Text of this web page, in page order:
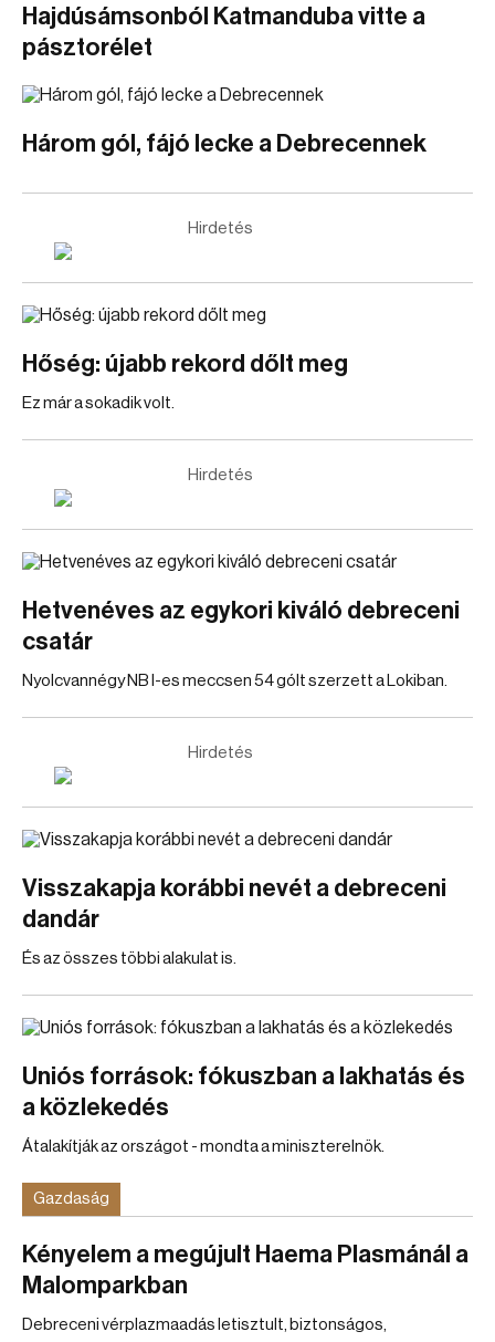
Hajdúsámsonból Katmanduba vitte a
pásztorélet
Három gól, fájó lecke a Debrecennek
Hirdetés
Hőség: újabb rekord dőlt meg
Ez már a sokadik volt.
Hirdetés
Hetvenéves az egykori kiváló debreceni
csatár
Nyolcvannégy NB I-es meccsen 54 gólt szerzett a Lokiban.
Hirdetés
Visszakapja korábbi nevét a debreceni
dandár
És az összes többi alakulat is.
Uniós források: fókuszban a lakhatás és
a közlekedés
Átalakítják az országot - mondta a miniszterelnök.
Gazdaság
Kényelem a megújult Haema Plasmánál a
Malomparkban
Debreceni vérplazmaadás letisztult, biztonságos,